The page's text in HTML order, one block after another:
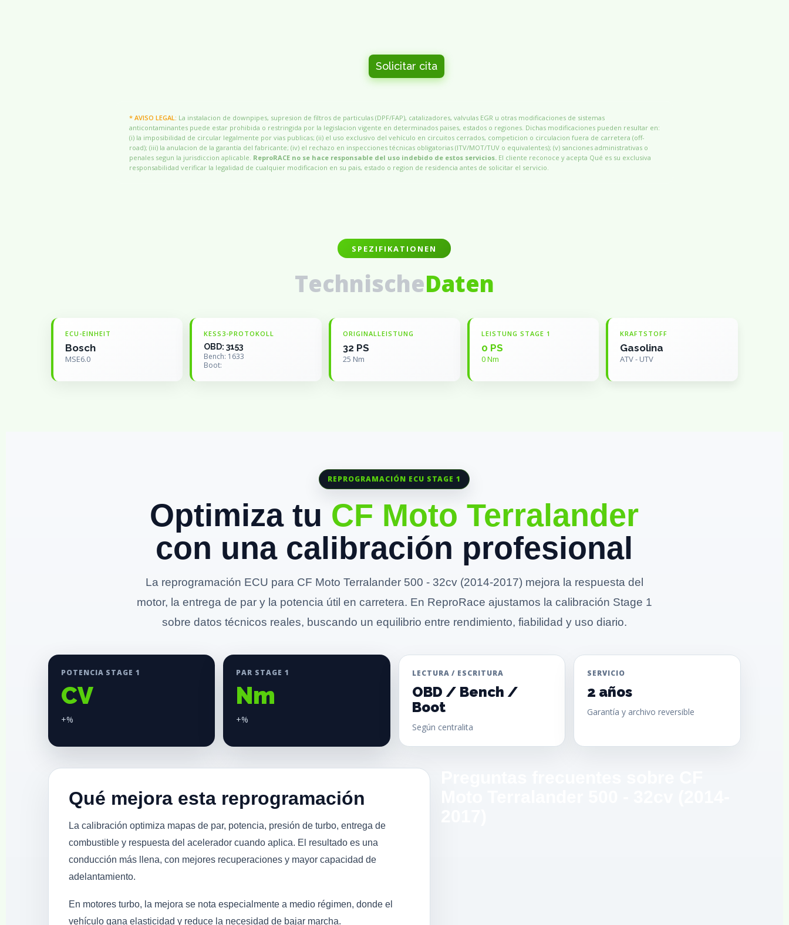
Solicitar cita
* AVISO LEGAL: La instalacion de downpipes, supresion de filtros de particulas (DPF/FAP), catalizadores, valvulas EGR u otras modificaciones de sistemas
anticontaminantes puede estar prohibida o restringida por la legislacion vigente en determinados paises, estados o regiones. Dichas modificaciones pueden resultar en:
(i) la imposibilidad de circular legalmente por vias publicas; (ii) el uso exclusivo del vehículo en circuitos cerrados, competicion o circulacion fuera de carretera (off-
road); (iii) la anulacion de la garantía del fabricante; (iv) el rechazo en inspecciones técnicas obligatorias (ITV/MOT/TUV o equivalentes); (v) sanciones administrativas o
penales segun la jurisdiccion aplicable. ReproRACE no se hace responsable del uso indebido de estos servicios.El cliente reconoce y acepta Qué es su exclusiva
responsabilidad verificar la legalidad de cualquier modificacion en su pais, estado o region de residencia antes de solicitar el servicio.
SPEZIFIKATIONEN
TechnischeDaten
ECU-EINHEIT
Bosch
MSE6.0
KESS3-PROTOKOLL
OBD: 3153
Bench: 1633
Boot:
ORIGINALLEISTUNG
32 PS
25 Nm
LEISTUNG STAGE 1
0 PS
0 Nm
KRAFTSTOFF
Gasolina
ATV - UTV
REPROGRAMACIÓN ECU STAGE 1
Optimiza tu CF Moto Terralander
con una calibración profesional
La reprogramación ECU para CF Moto Terralander 500 - 32cv (2014-2017) mejora la respuesta del
motor, la entrega de par y la potencia útil en carretera. En ReproRace ajustamos la calibración Stage 1
sobre datos técnicos reales, buscando un equilibrio entre rendimiento, fiabilidad y uso diario.
POTENCIA STAGE 1
CV
+%
PAR STAGE 1
Nm
+%
LECTURA / ESCRITURA
OBD / Bench /
Boot
Según centralita
SERVICIO
2 años
Garantía y archivo reversible
Qué mejora esta reprogramación
La calibración optimiza mapas de par, potencia, presión de turbo, entrega de
combustible y respuesta del acelerador cuando aplica. El resultado es una
conducción más llena, con mejores recuperaciones y mayor capacidad de
adelantamiento.
En motores turbo, la mejora se nota especialmente a medio régimen, donde el
vehículo gana elasticidad y reduce la necesidad de bajar marcha.